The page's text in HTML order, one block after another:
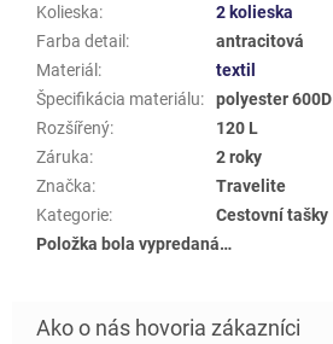
Kolieska:
2 kolieska
Farba detail :
antracitová
Materiál :
textil
Špecifikácia materiálu:
polyester 600D
Rozšířený:
120 L
Záruka:
2 roky
Značka:
Travelite
Kategorie:
Cestovní tašky
Položka bola vypredaná…